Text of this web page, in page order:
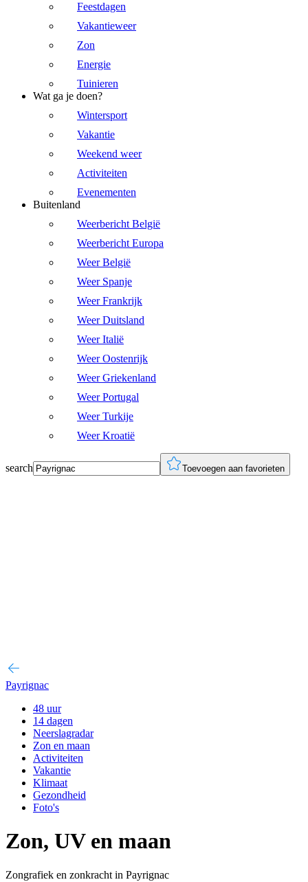
Feestdagen
Vakantieweer
Zon
Energie
Tuinieren
Wat ga je doen?
Wintersport
Vakantie
Weekend weer
Activiteiten
Evenementen
Buitenland
Weerbericht België
Weerbericht Europa
Weer België
Weer Spanje
Weer Frankrijk
Weer Duitsland
Weer Italië
Weer Oostenrijk
Weer Griekenland
Weer Portugal
Weer Turkije
Weer Kroatië
search Toevoegen aan favorieten
Payrignac
48 uur
14 dagen
Neerslagradar
Zon en maan
Activiteiten
Vakantie
Klimaat
Gezondheid
Foto's
Zon, UV en maan
Zongrafiek en zonkracht in Payrignac